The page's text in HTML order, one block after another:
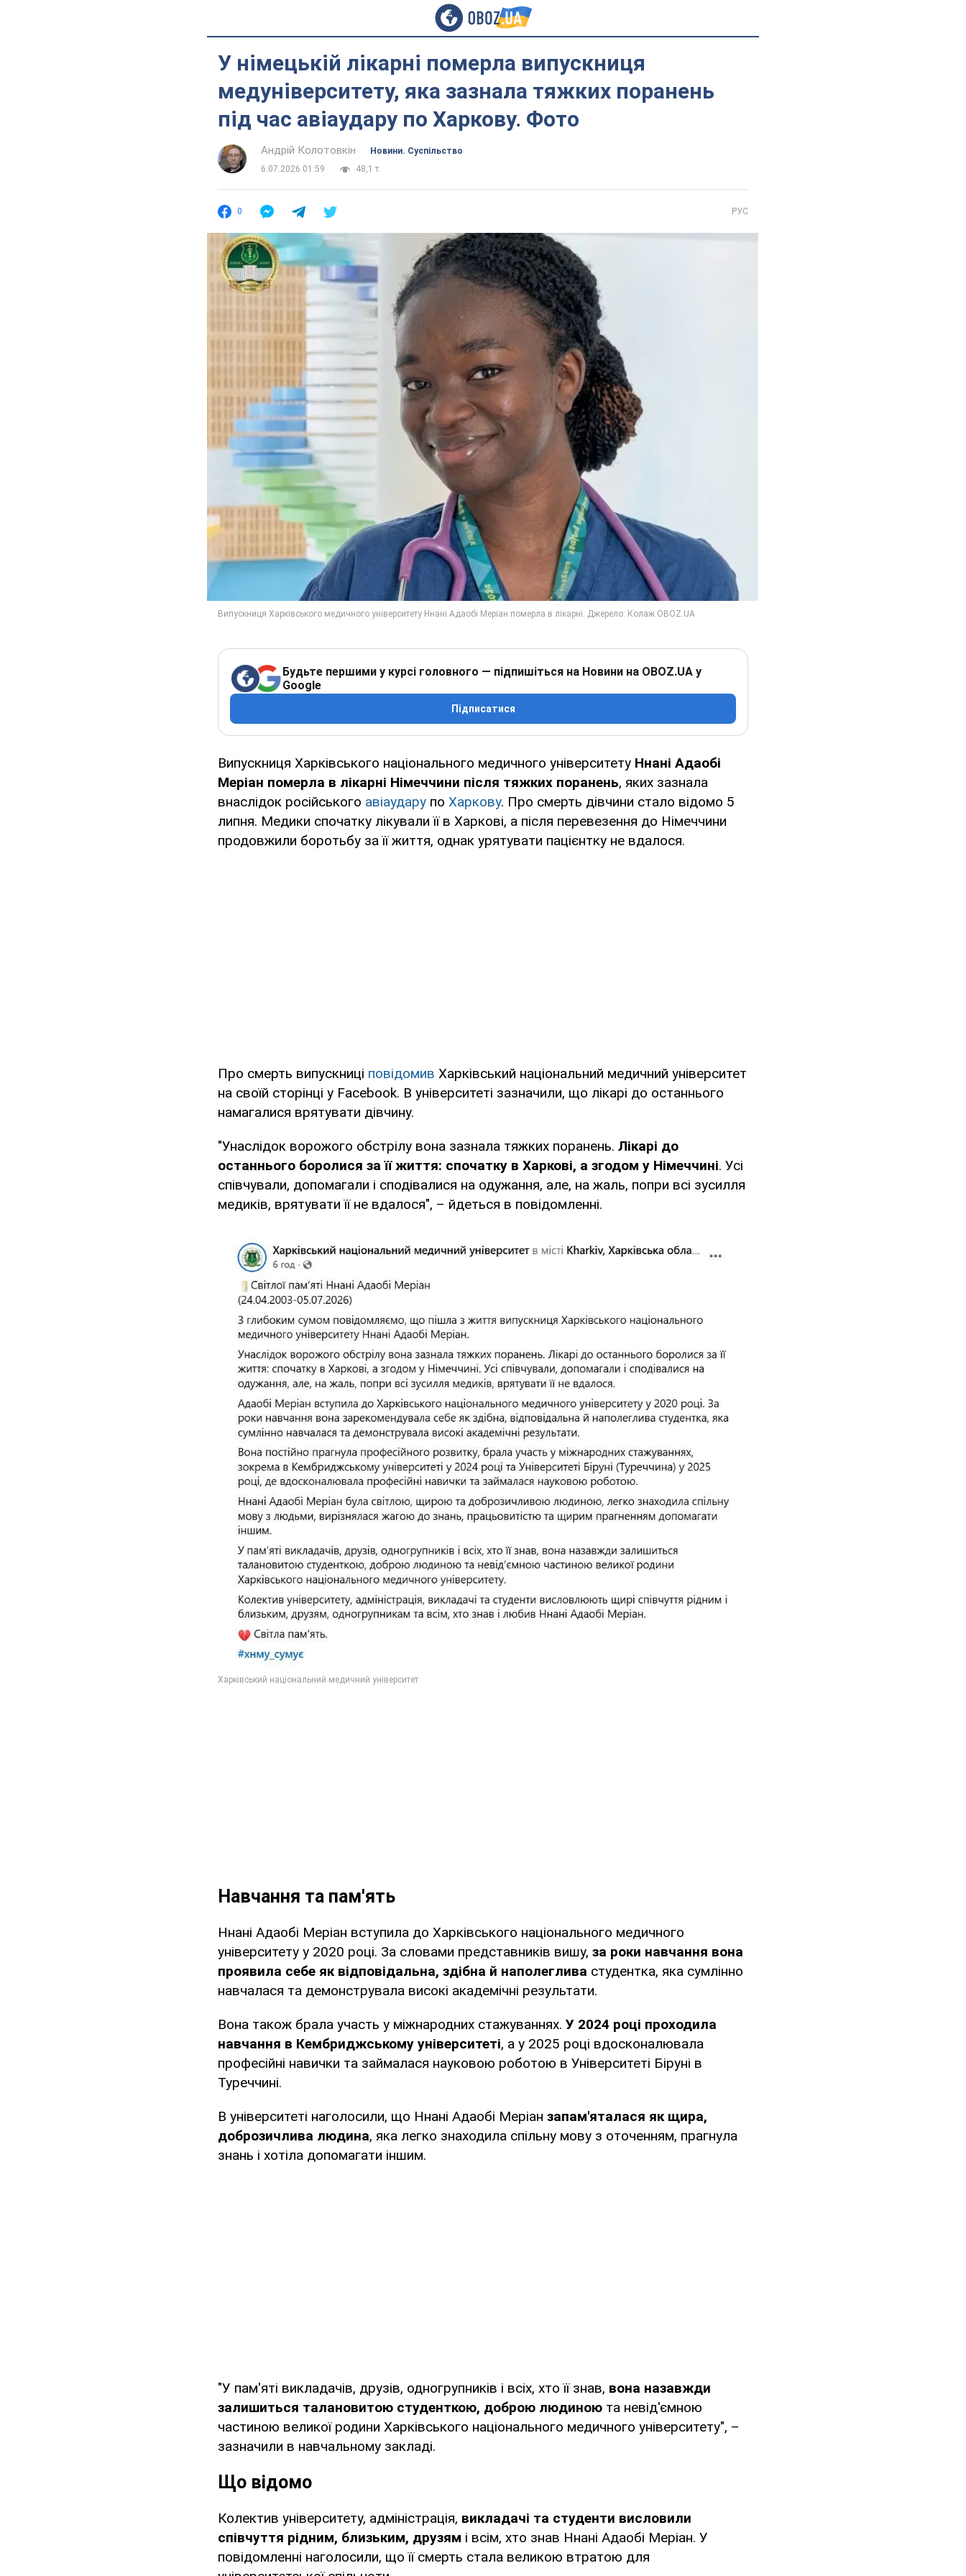
У німецькій лікарні померла випускниця
медуніверситету, яка зазнала тяжких поранень
під час авіаудару по Харкову. Фото
Андрій Колотовкін
Новини. Суспільство
6.07.2026 01:59
48,1 т.
0 РУС
Будьте першими у курсі головного — підпишіться на Новини на OBOZ.UA у
Google
Підписатися
Випускниця Харківського національного медичного університету Ннані Адаобі
Меріан померла в лікарні Німеччини після тяжких поранень, яких зазнала
внаслідок російського авіаудару по Харкову. Про смерть дівчини стало відомо 5
липня. Медики спочатку лікували її в Харкові, а після перевезення до Німеччини
продовжили боротьбу за її життя, однак урятувати пацієнтку не вдалося.
Про смерть випускниці повідомив Харківський національний медичний університет
на своїй сторінці у Facebook. В університеті зазначили, що лікарі до останнього
намагалися врятувати дівчину.
"Унаслідок ворожого обстрілу вона зазнала тяжких поранень. Лікарі до
останнього боролися за її життя: спочатку в Харкові, а згодом у Німеччині. Усі
співчували, допомагали і сподівалися на одужання, але, на жаль, попри всі зусилля
медиків, врятувати її не вдалося", – йдеться в повідомленні.
Навчання та пам'ять
Ннані Адаобі Меріан вступила до Харківського національного медичного
університету у 2020 році. За словами представників вишу, за роки навчання вона
проявила себе як відповідальна, здібна й наполеглива студентка, яка сумлінно
навчалася та демонструвала високі академічні результати.
Вона також брала участь у міжнародних стажуваннях. У 2024 році проходила
навчання в Кембриджському університеті, а у 2025 році вдосконалювала
професійні навички та займалася науковою роботою в Університеті Біруні в
Туреччині.
В університеті наголосили, що Ннані Адаобі Меріан запам'яталася як щира,
доброзичлива людина, яка легко знаходила спільну мову з оточенням, прагнула
знань і хотіла допомагати іншим.
"У пам'яті викладачів, друзів, одногрупників і всіх, хто її знав, вона назавжди
залишиться талановитою студенткою, доброю людиною та невід'ємною
частиною великої родини Харківського національного медичного університету", –
зазначили в навчальному закладі.
Що відомо
Колектив університету, адміністрація, викладачі та студенти висловили
співчуття рідним, близьким, друзям і всім, хто знав Ннані Адаобі Меріан. У
повідомленні наголосили, що її смерть стала великою втратою для